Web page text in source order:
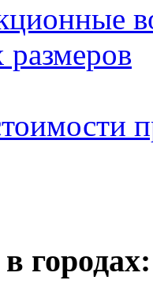
размеров
городах: